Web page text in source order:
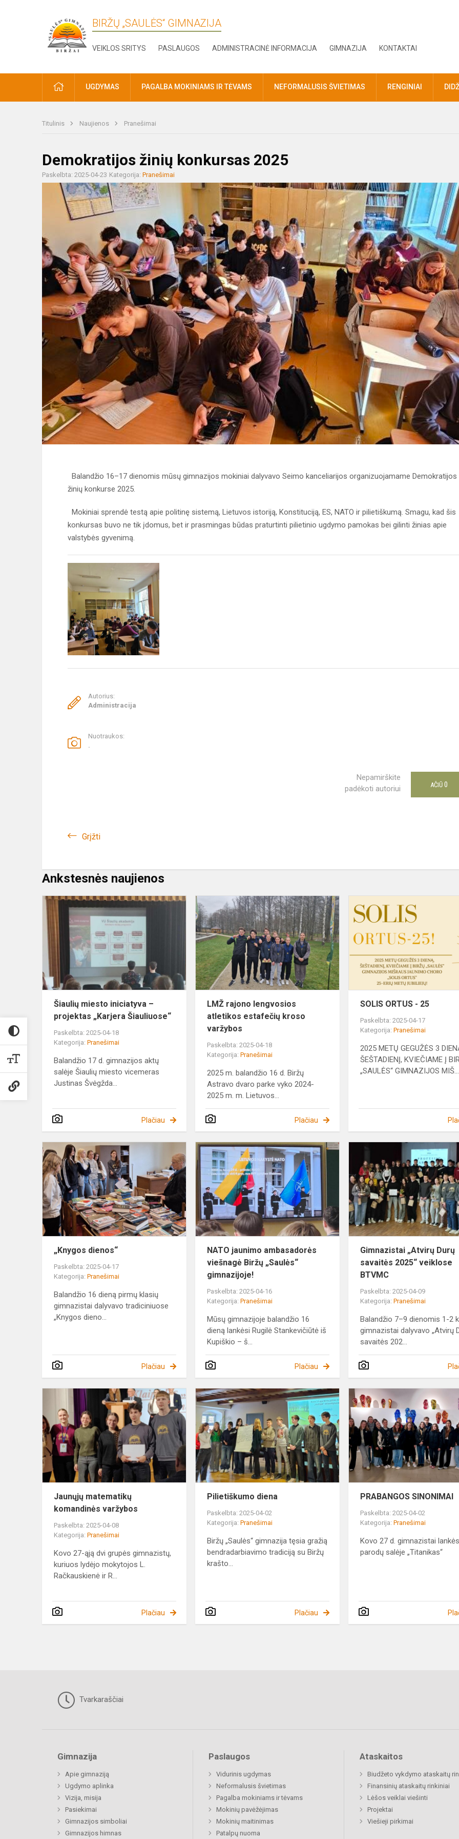
BIRŽŲ „SAULĖS“ GIMNAZIJA
VEIKLOS SRITYS PASLAUGOS ADMINISTRACINĖ INFORMACIJA GIMNAZIJA KONTAKTAI
PRADŽIAUGDYMAS PAGALBA MOKINIAMS IR TĖVAMS NEFORMALUSIS ŠVIETIMAS RENGINIAI
Titulinis Naujienos Pranešimai
Demokratijos žinių konkursas 2025
Paskelbta: 2025-04-23 Kategorija: Pranešimai
Balandžio 16–17 dienomis mūsų gimnazijos mokiniai dalyvavo Seimo kanceliarijos organizuojamame Demokratijos
žinių konkurse 2025.
Mokiniai sprendė testą apie politinę sistemą, Lietuvos istoriją, Konstituciją, ES, NATO ir pilietiškumą. Smagu, kad šis
konkursas buvo ne tik įdomus, bet ir prasmingas būdas praturtinti pilietinio ugdymo pamokas bei gilinti žinias apie
valstybės gyvenimą.
Autorius:
Administracija
Nuotraukos:
.
Nepamirškite
padėkoti autoriui
AČIŪ 0
Grįžti
Ankstesnės naujienos
Šiaulių
miesto
iniciatyva
projektas
„Karjera
Šiauliuose“
Šiaulių miesto iniciatyva –
projektas „Karjera Šiauliuose“
Paskelbta: 2025-04-18
Kategorija: Pranešimai
Balandžio 17 d. gimnazijos aktų
salėje Šiaulių miesto vicemeras
Justinas Švėgžda...
Plačiau
LMŽ
rajono
lengvosios
atletikos
estafečių
kroso
varžybos
LMŽ rajono lengvosios
atletikos estafečių kroso
varžybos
Paskelbta: 2025-04-18
Kategorija:Pranešimai
2025 m. balandžio 16 d. Biržų
Astravo dvaro parke vyko 2024-
2025 m. m. Lietuvos...
Plačiau
SOLIS ORTUS - 25
Paskelbta: 2025-04-17
Kategorija:Pranešimai
2025 METŲ GEGUŽĖS 3
ŠEŠTADIENĮ, KVIEČIAME Į
„SAULĖS“ GIMNAZIJOS MIŠ...
„Knygos
dienos“
„Knygos dienos“
Paskelbta: 2025-04-17
Kategorija: Pranešimai
Balandžio 16 dieną pirmų klasių
gimnazistai dalyvavo tradiciniuose
„Knygos dieno...
Plačiau
NATO
jaunimo
ambasadorės
viešnagė
Biržų
„Saulės“
gimnazijoj...
NATO jaunimo ambasadorės
viešnagė Biržų „Saulės“
gimnazijoje!
Paskelbta: 2025-04-16
Kategorija:Pranešimai
Mūsų gimnazijoje balandžio 16
dieną lankėsi Rugilė Stankevičiūtė iš
Kupiškio – š...
Plačiau
Gimnazistai „Atvirų Durų
savaitės 2025“ veiklose
BTVMC
Paskelbta: 2025-04-09
Kategorija:Pranešimai
Balandžio 7–9 dienomis 1-2
gimnazistai dalyvavo „Atvirų
savaitės 202...
Jaunųjų
matematikų
komandinės
varžybos
Jaunųjų matematikų
komandinės varžybos
Paskelbta: 2025-04-08
Kategorija: Pranešimai
Kovo 27-ąją dvi grupės gimnazistų,
kuriuos lydėjo mokytojos L.
Račkauskienė ir R...
Plačiau
Pilietiškumo
diena
Pilietiškumo diena
Paskelbta: 2025-04-02
Kategorija:Pranešimai
Biržų „Saulės“ gimnazija tęsia gražią
bendradarbiavimo tradiciją su Biržų
krašto...
Plačiau
PRABANGOS SINONIMAI
Paskelbta: 2025-04-02
Kategorija:Pranešimai
Kovo 27 d. gimnazistai
parodų salėje „Titanikas“
Tvarkaraščiai
Gimnazija
Apie gimnaziją
Ugdymo aplinka
Vizija, misija
Pasiekimai
Gimnazijos simboliai
Gimnazijos himnas
Paslaugos
Vidurinis ugdymas
Neformalusis švietimas
Pagalba mokiniams ir tėvams
Mokinių pavėžėjimas
Mokinių maitinimas
Patalpų nuoma
Ataskaitos
Biudžeto vykdymo ataskaitų
Finansinių ataskaitų rinkiniai
Lėšos veiklai viešinti
Projektai
Viešieji pirkimai